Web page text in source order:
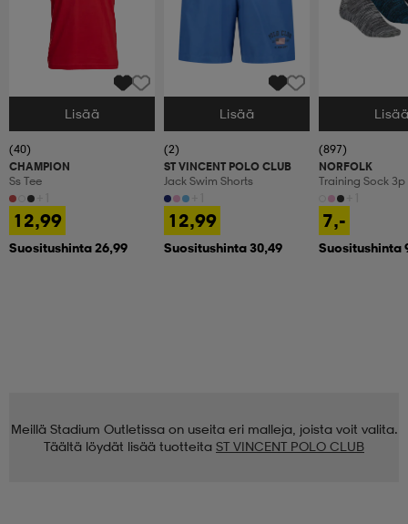
Valitse Koko
Lisää
(40)
CHAMPION
Ss Tee
12,99
Suositushinta 26,99
Valitse Koko
Lisää
(2)
ST VINCENT POLO CLUB
Jack Swim Shorts
12,99
Suositushinta 30,49
Valitse Koko
(897)
NORFOLK
Training Sock 3p
7,-
Suositushinta
Meillä Stadium Outletissa on useita eri malleja, joista voit valita.
Täältä löydät lisää tuotteita ST VINCENT POLO CLUB